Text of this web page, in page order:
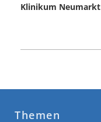
Klinikum Neumarkt
Themen